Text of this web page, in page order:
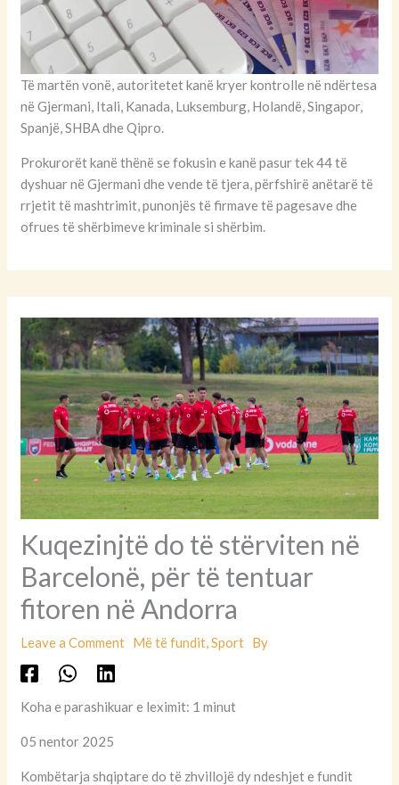
Të martën vonë, autoritetet kanë kryer kontrolle në ndërtesa
në Gjermani, Itali, Kanada, Luksemburg, Holandë, Singapor,
Spanjë, SHBA dhe Qipro.
Prokurorët kanë thënë se fokusin e kanë pasur tek 44 të
dyshuar në Gjermani dhe vende të tjera, përfshirë anëtarë të
rrjetit të mashtrimit, punonjës të firmave të pagesave dhe
ofrues të shërbimeve kriminale si shërbim.
Kuqezinjtë do të stërviten në
Barcelonë, për të tentuar
fitoren në Andorra
Leave a Comment Më të fundit,Sport By
Koha e parashikuar e leximit: 1 minut
05 nentor 2025
Kombëtarja shqiptare do të zhvillojë dy ndeshjet e fundit